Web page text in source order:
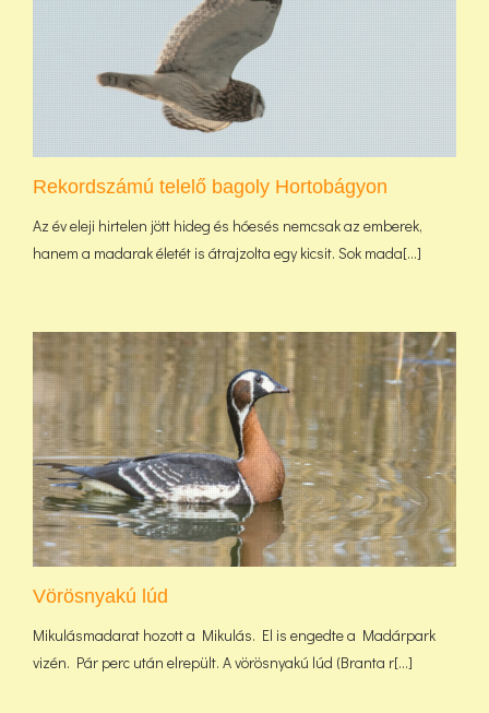
Rekordszámú telelő bagoly Hortobágyon
Az év eleji hirtelen jött hideg és hóesés nemcsak az emberek,
hanem a madarak életét is átrajzolta egy kicsit. Sok mada[...]
Vörösnyakú lúd
Mikulásmadarat hozott a Mikulás. El is engedte a Madárpark
vizén. Pár perc után elrepült. A vörösnyakú lúd (Branta r[...]